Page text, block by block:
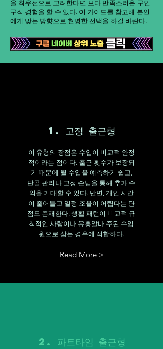
을 최우선으로 고려한다면 보다 만족스러운 구인
구직 경험을 할 수 있다. 이 가이드를 참고해 본인
에게 맞는 방향으로 현명한 선택을 하길 바란다.
1. 고정 출근형
이 유형의 장점은 수입이 비교적 안정
적이라는 점이다. 출근 횟수가 보장되
기 때문에 월 수입을 예측하기 쉽고,
단골 관리나 고정 손님을 통해 추가 수
익을 기대할 수 있다. 반면, 개인 시간
이 줄어들고 일정 조율이 어렵다는 단
점도 존재한다. 생활 패턴이 비교적 규
칙적인 사람이나 유흥알바 주된 수입
원으로 삼는 경우에 적합하다.
Read More >
2. 파트타임 출근형